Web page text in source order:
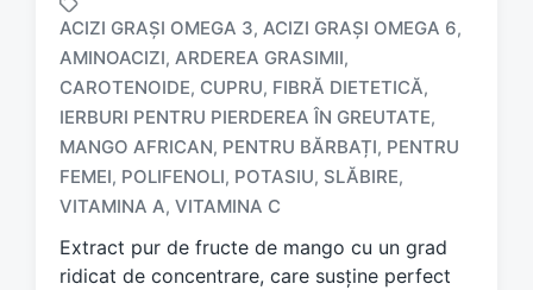
T
a
g
e
d
w
ACIZI GRAȘI OMEGA 3, ACIZI GRAȘI OMEGA 6,
AMINOACIZI, ARDEREA GRASIMII,
CAROTENOIDE, CUPRU, FIBRĂ DIETETICĂ,
IERBURI PENTRU PIERDEREA ÎN GREUTATE,
MANGO AFRICAN, PENTRU BĂRBAȚI, PENTRU
FEMEI, POLIFENOLI, POTASIU, SLĂBIRE,
VITAMINA A, VITAMINA C
Extract pur de fructe de mango cu un grad
ridicat de concentrare, care susține perfect